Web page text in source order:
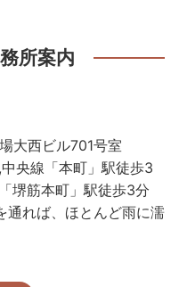
所案内
大西ビル701号室
央線「本町」駅徒歩3
堺筋本町」駅徒歩3分
通れば、ほとんど雨に濡